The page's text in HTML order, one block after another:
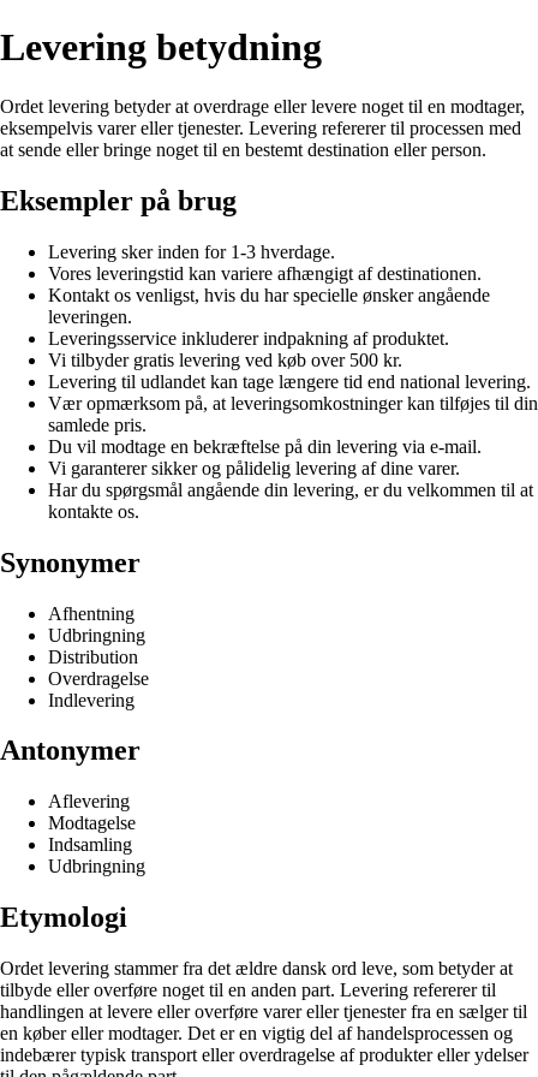
Levering betydning
Ordet levering betyder at overdrage eller levere noget til en modtager,
eksempelvis varer eller tjenester. Levering refererer til processen med
at sende eller bringe noget til en bestemt destination eller person.
Eksempler på brug
Levering sker inden for 1-3 hverdage.
Vores leveringstid kan variere afhængigt af destinationen.
Kontakt os venligst, hvis du har specielle ønsker angående
leveringen.
Leveringsservice inkluderer indpakning af produktet.
Vi tilbyder gratis levering ved køb over 500 kr.
Levering til udlandet kan tage længere tid end national levering.
Vær opmærksom på, at leveringsomkostninger kan tilføjes til din
samlede pris.
Du vil modtage en bekræftelse på din levering via e-mail.
Vi garanterer sikker og pålidelig levering af dine varer.
Har du spørgsmål angående din levering, er du velkommen til at
kontakte os.
Synonymer
Afhentning
Udbringning
Distribution
Overdragelse
Indlevering
Antonymer
Aflevering
Modtagelse
Indsamling
Udbringning
Etymologi
Ordet levering stammer fra det ældre dansk ord leve, som betyder at
tilbyde eller overføre noget til en anden part. Levering refererer til
handlingen at levere eller overføre varer eller tjenester fra en sælger til
en køber eller modtager. Det er en vigtig del af handelsprocessen og
indebærer typisk transport eller overdragelse af produkter eller ydelser